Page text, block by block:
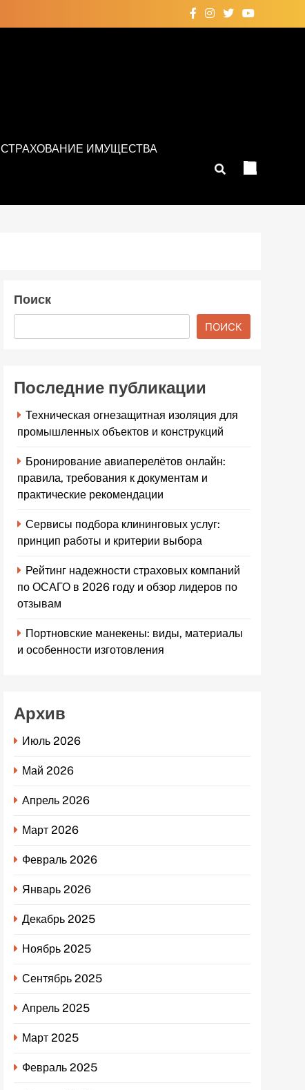
СТРАХОВАНИЕ ИМУЩЕСТВА
Поиск
ПОИСК
Последние публикации
Техническая огнезащитная изоляция для
промышленных объектов и конструкций
Бронирование авиаперелётов онлайн:
правила, требования к документам и
практические рекомендации
Сервисы подбора клининговых услуг:
принцип работы и критерии выбора
Рейтинг надежности страховых компаний
по ОСАГО в 2026 году и обзор лидеров по
отзывам
Портновские манекены: виды, материалы
и особенности изготовления
Архив
Июль 2026
Май 2026
Апрель 2026
Март 2026
Февраль 2026
Январь 2026
Декабрь 2025
Ноябрь 2025
Сентябрь 2025
Апрель 2025
Март 2025
Февраль 2025